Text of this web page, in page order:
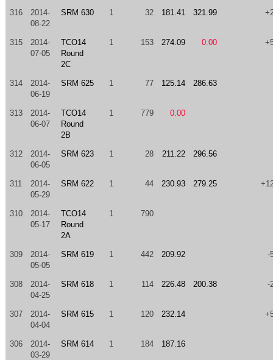
316
2014-
08-22
SRM 630 1 32 181.41 321.99
315
2014-
07-05
TCO14
Round
2C
1 153 274.09 0.00
314
2014-
06-19
SRM 625 1 77 125.14 286.63
313
2014-
06-07
TCO14
Round
2B
1 779 0.00
312
2014-
06-05
SRM 623 1 28 211.22 296.56
311
2014-
05-29
SRM 622 1 44 230.93 279.25
310
2014-
05-17
TCO14
Round
2A
1 790
309
2014-
05-05
SRM 619 1 442 209.92 -
308
2014-
04-25
SRM 618 1 114 226.48 200.38 -
307
2014-
04-04
SRM 615 1 120 232.14
306
2014-
03-29
SRM 614 1 184 187.16